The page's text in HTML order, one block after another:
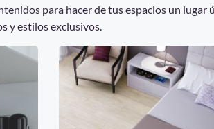
para hacer de tus espacios un
y estilos exclusivos.